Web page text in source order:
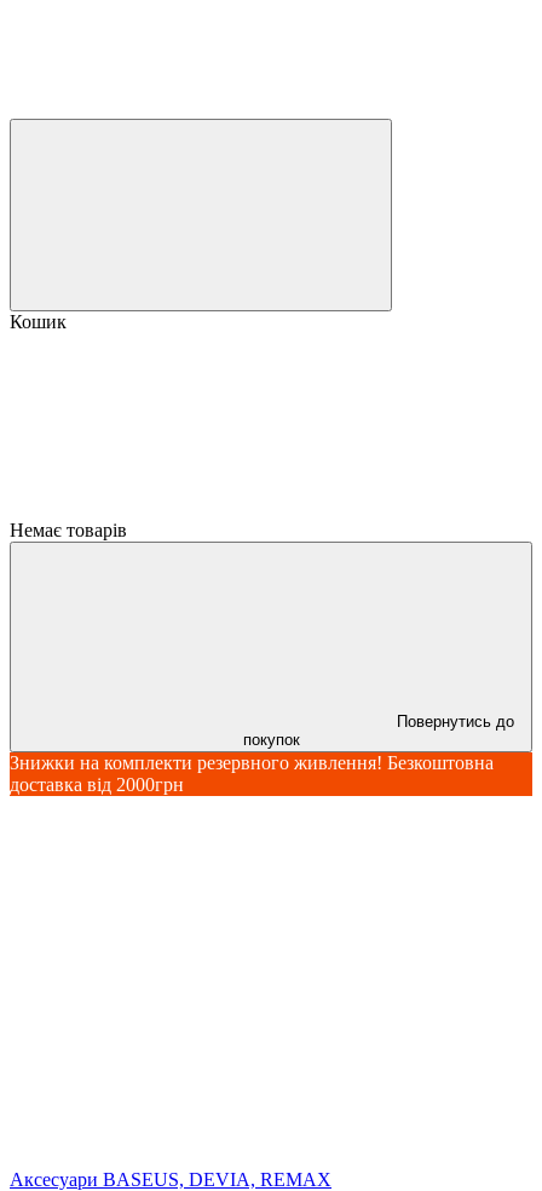
Кошик
Немає товарів
Повернутись до
покупок
Знижки на комплекти резервного живлення! Безкоштовна
доставка від 2000грн
Аксесуари BASEUS, DEVIA, REMAX